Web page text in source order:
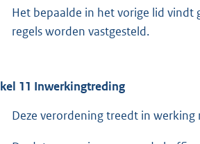
Het bepaalde in het vorige lid vindt
regels worden vastgesteld.
11 Inwerkingtreding
Deze verordening treedt in